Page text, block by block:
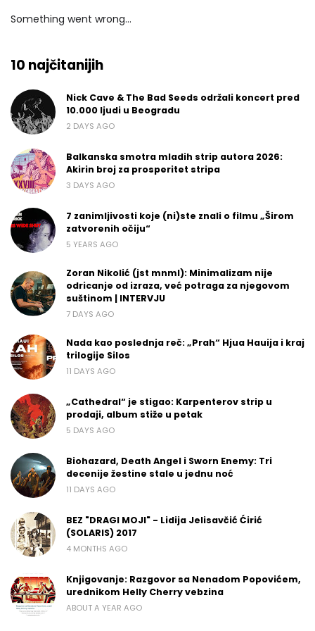
Something went wrong...
10 najčitanijih
Nick Cave & The Bad Seeds održali koncert pred
10.000 ljudi u Beogradu
2 DAYS AGO
Balkanska smotra mladih strip autora 2026:
Akirin broj za prosperitet stripa
3 DAYS AGO
7 zanimljivosti koje (ni)ste znali o filmu „Širom
zatvorenih očiju“
5 YEARS AGO
Zoran Nikolić (jst mnml): Minimalizam nije
odricanje od izraza, već potraga za njegovom
suštinom | INTERVJU
7 DAYS AGO
Nada kao poslednja reč: „Prah“ Hjua Hauija i kraj
trilogije Silos
11 DAYS AGO
„Cathedral“ je stigao: Karpenterov strip u
prodaji, album stiže u petak
5 DAYS AGO
Biohazard, Death Angel i Sworn Enemy: Tri
decenije žestine stale u jednu noć
11 DAYS AGO
BEZ "DRAGI MOJI" - Lidija Jelisavčić Ćirić
(SOLARIS) 2017
4 MONTHS AGO
Knjigovanje: Razgovor sa Nenadom Popovićem,
urednikom Helly Cherry vebzina
ABOUT A YEAR AGO